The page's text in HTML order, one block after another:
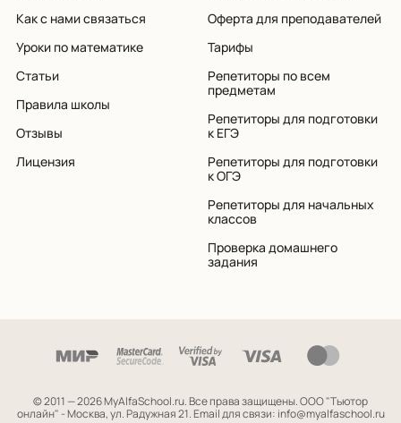
Как с нами связаться
Уроки по математике
Статьи
Правила школы
Отзывы
Лицензия
Оферта для преподавателей
Тарифы
Репетиторы по всем
предметам
Репетиторы для подготовки
к ЕГЭ
Репетиторы для подготовки
к ОГЭ
Репетиторы для начальных
классов
Проверка домашнего
задания
© 2011 — 2026 MyAlfaSchool.ru. Все права защищены.ООО "Тьютор
онлайн" - Москва, ул. Радужная 21. Email для связи: info@myalfaschool.ru